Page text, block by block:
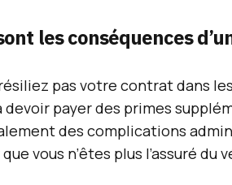
les conséquences
pas votre contrat dans
devoir payer des primes
des complications
vous n’êtes plus l’assuré du